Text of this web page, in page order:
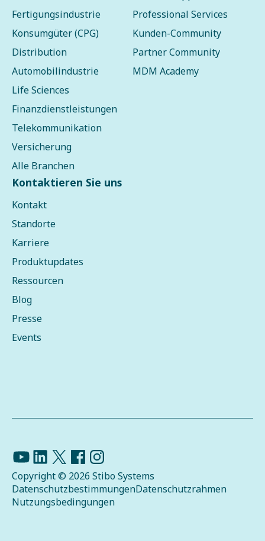
Fertigungsindustrie
Konsumgüter (CPG)
Distribution
Automobilindustrie
Life Sciences
Finanzdienstleistungen
Telekommunikation
Versicherung
Alle Branchen
Professional Services
Kunden-Community
Partner Community
MDM Academy
Kontaktieren Sie uns
Kontakt
Standorte
Karriere
Produktupdates
Ressourcen
Blog
Presse
Events
Copyright © 2026 Stibo Systems
DatenschutzbestimmungenDatenschutzrahmen
Nutzungsbedingungen